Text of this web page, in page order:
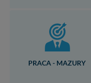
PRACA - MAZURY